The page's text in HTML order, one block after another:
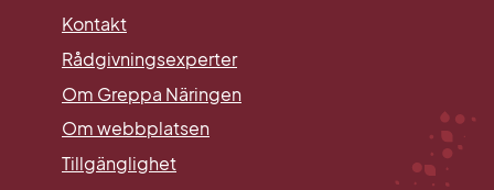
Kontakt
Rådgivningsexperter
Om Greppa Näringen
Om webbplatsen
Tillgänglighet